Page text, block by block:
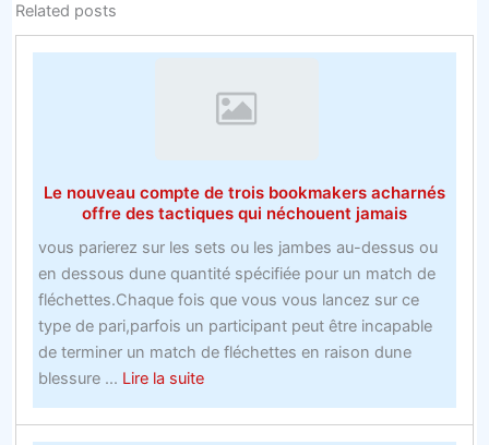
Related posts
Le nouveau compte de trois bookmakers acharnés
offre des tactiques qui néchouent jamais
vous parierez sur les sets ou les jambes au-dessus ou
en dessous dune quantité spécifiée pour un match de
fléchettes.Chaque fois que vous vous lancez sur ce
type de pari,parfois un participant peut être incapable
de terminer un match de fléchettes en raison dune
blessure ... Lire la suiteabout
Le
nouveau